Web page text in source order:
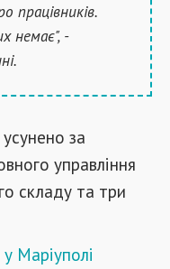
працівників.
немає", -
за
управління
складу та три
у Маріуполі